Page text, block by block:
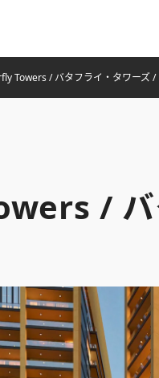
Towers / バタフライ・タワーズ /
/ バ